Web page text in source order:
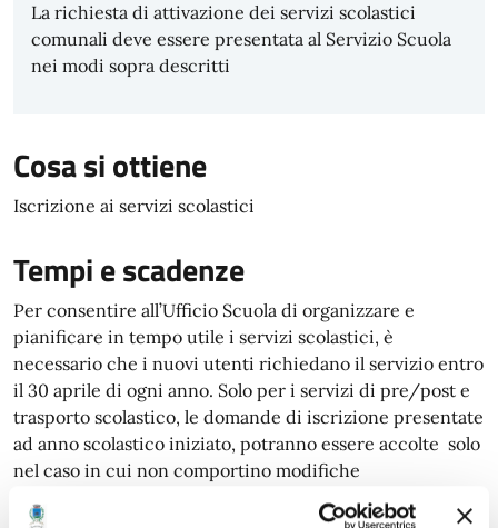
La richiesta di attivazione dei servizi scolastici
comunali deve essere presentata al Servizio Scuola
nei modi sopra descritti
Cosa si ottiene
Iscrizione ai servizi scolastici
Tempi e scadenze
Per consentire all’Ufficio Scuola di organizzare e
pianificare in tempo utile i servizi scolastici, è
necessario che i nuovi utenti richiedano il servizio entro
il 30 aprile di ogni anno. Solo per i servizi di pre/post e
trasporto scolastico, le domande di iscrizione presentate
ad anno scolastico iniziato, potranno essere accolte solo
nel caso in cui non comportino modifiche